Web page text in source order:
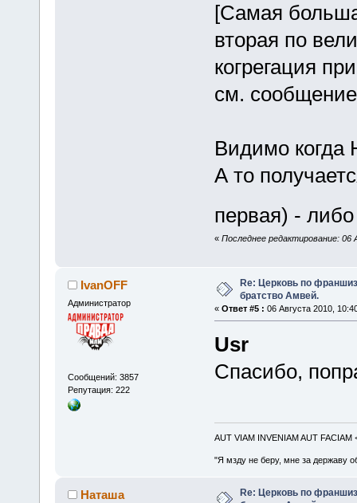
[Самая
вторая по
когрегация
см.
Видимо когда
А то
первая) -
« Последнее редактирование: 06
IvanOFF
Администратор
Сообщений: 3857
Репутация: 222
Re: Церковь по
братство Амвей.
« Ответ #5 : 06 Августа 2010,
Usr
Спасибо,
AUT VIAM INVENIAM AUT FACIAM
"Я мзду не беру, мне за державу
Наташа
Re: Церковь по